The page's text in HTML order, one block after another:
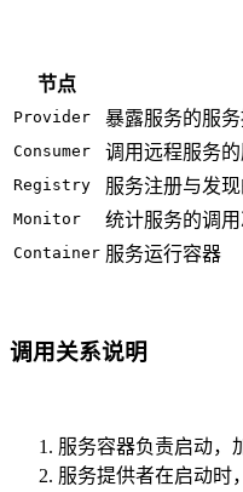
节点
Provider 暴露服务的服
Consumer 调用远程服务
Registry 服务注册与发
Monitor 统计服务的调
Container 服务运行容器
调用关系说明
服务容器负责启动，
服务提供者在启动时